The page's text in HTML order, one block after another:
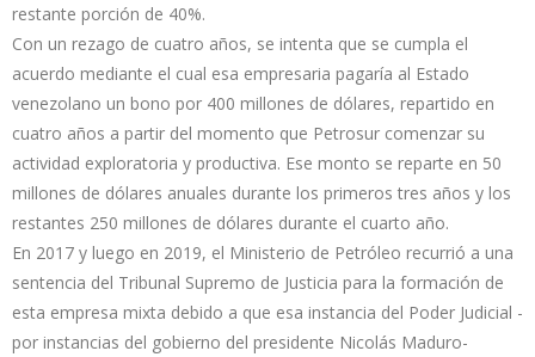
restante porción de 40%.
Con un rezago de cuatro años, se intenta que se cumpla el
acuerdo mediante el cual esa empresaria pagaría al Estado
venezolano un bono por 400 millones de dólares, repartido en
cuatro años a partir del momento que Petrosur comenzar su
actividad exploratoria y productiva. Ese monto se reparte en 50
millones de dólares anuales durante los primeros tres años y los
restantes 250 millones de dólares durante el cuarto año.
En 2017 y luego en 2019, el Ministerio de Petróleo recurrió a una
sentencia del Tribunal Supremo de Justicia para la formación de
esta empresa mixta debido a que esa instancia del Poder Judicial -
por instancias del gobierno del presidente Nicolás Maduro-